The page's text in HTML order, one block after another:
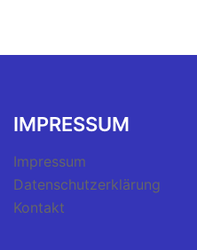
IMPRESSUM
Impressum
Datenschutzerklärung
Kontakt